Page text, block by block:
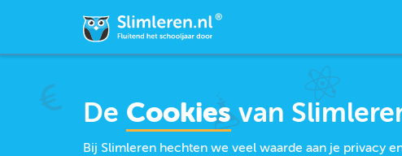
De Cookiesvan
Bij Slimleren hechten we veel waarde aan je privacy